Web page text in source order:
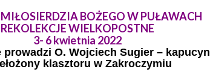
BOŻEGO W PUŁAWACH
REKOLEKCJE WIELKOPOSTNE
3- 6 kwietnia 2022
prowadzi O. Wojciech Sugier – kapucyn
klasztoru w Zakroczymiu